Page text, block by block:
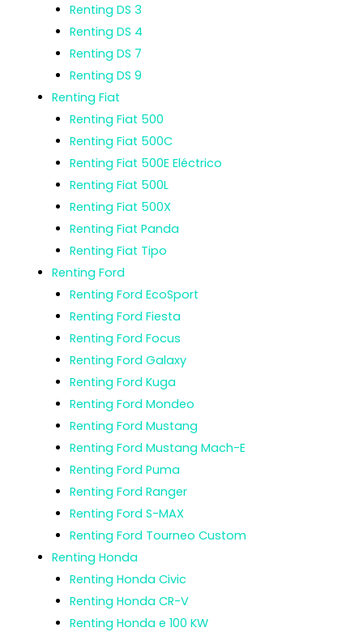
Renting DS 3
Renting DS 4
Renting DS 7
Renting DS 9
Renting Fiat
Renting Fiat 500
Renting Fiat 500C
Renting Fiat 500E Eléctrico
Renting Fiat 500L
Renting Fiat 500X
Renting Fiat Panda
Renting Fiat Tipo
Renting Ford
Renting Ford EcoSport
Renting Ford Fiesta
Renting Ford Focus
Renting Ford Galaxy
Renting Ford Kuga
Renting Ford Mondeo
Renting Ford Mustang
Renting Ford Mustang Mach-E
Renting Ford Puma
Renting Ford Ranger
Renting Ford S-MAX
Renting Ford Tourneo Custom
Renting Honda
Renting Honda Civic
Renting Honda CR-V
Renting Honda e 100 KW